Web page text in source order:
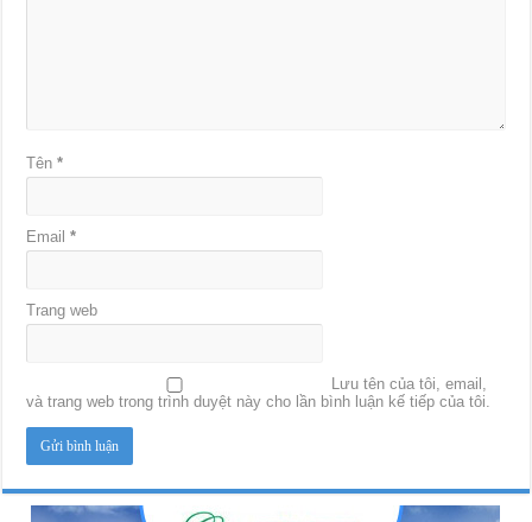
Tên*
Email*
Trang web
Lưu tên của tôi, email,
và trang web trong trình duyệt này cho lần bình luận kế tiếp của tôi.